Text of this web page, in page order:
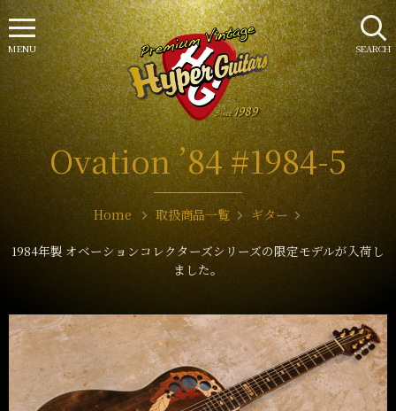
Ovation ’84 #1984-5
Home 取扱商品一覧 ギター
1984年製 オベーションコレクターズシリーズの限定モデルが入荷し
ました。
SEARCH
MENU